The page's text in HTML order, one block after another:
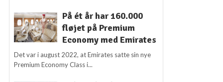
På ét år har 160.000
fløjet på Premium
Economy med Emirates
Det var i august 2022, at Emirates satte sin nye
Premium Economy Class i...